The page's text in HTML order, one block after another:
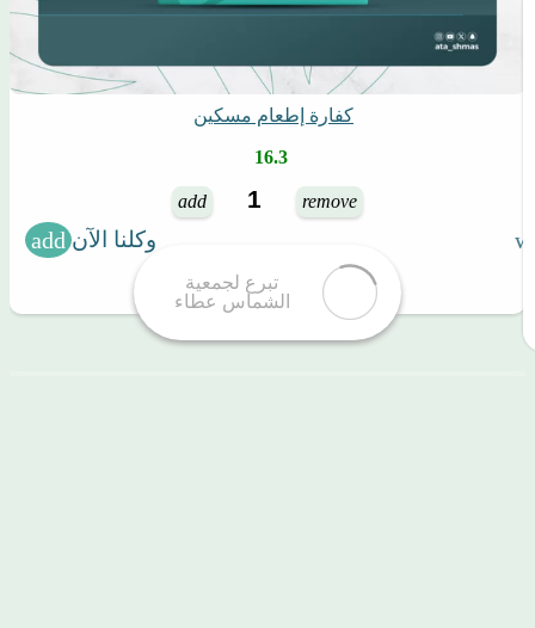
كفارة إطعام مسكين
16.3
add remove
وكلنا الآن